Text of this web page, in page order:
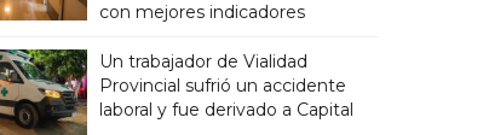
con mejores indicadores
Un trabajador de Vialidad
Provincial sufrió un accidente
laboral y fue derivado a Capital